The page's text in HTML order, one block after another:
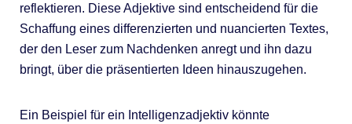
reflektieren. Diese Adjektive sind entscheidend für die
Schaffung eines differenzierten und nuancierten Textes,
der den Leser zum Nachdenken anregt und ihn dazu
bringt, über die präsentierten Ideen hinauszugehen.
Ein Beispiel für ein Intelligenzadjektiv könnte